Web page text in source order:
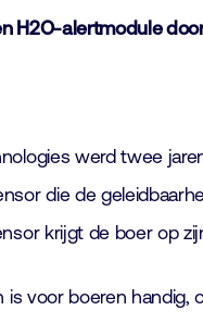
H2O-alertmodule
werd twee
die de
krijgt de boer op
is voor boeren